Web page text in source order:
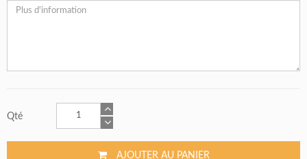
Qté
AJOUTER AU PANIER